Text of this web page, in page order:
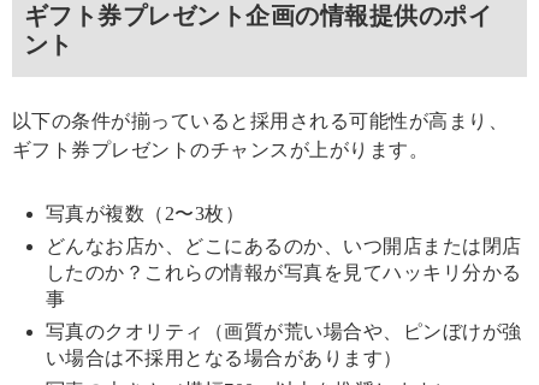
ギフト券プレゼント企画の情報提供のポイ
ント
以下の条件が揃っていると採用される可能性が高まり、
ギフト券プレゼントのチャンスが上がります。
写真が複数（2〜3枚）
どんなお店か、どこにあるのか、いつ開店または閉店
したのか？これらの情報が写真を見てハッキリ分かる
事
写真のクオリティ（画質が荒い場合や、ピンぼけが強
い場合は不採用となる場合があります）